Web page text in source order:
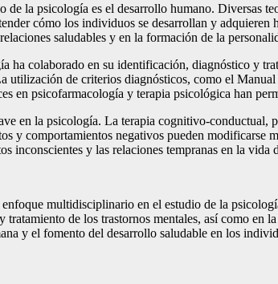
de la psicología es el desarrollo humano.
cómo los individuos se desarrollan y
saludables y en la formación de la
ha colaborado en su identificación, diagnóstico y
utilización de criterios diagnósticos, como el
en psicofarmacología y terapia psicológica han
en la psicología. La terapia cognitivo-
y comportamientos negativos pueden
inconscientes y las relaciones tempranas en la
multidisciplinario en el estudio de la
tratamiento de los trastornos mentales, así como
y el fomento del desarrollo saludable en los